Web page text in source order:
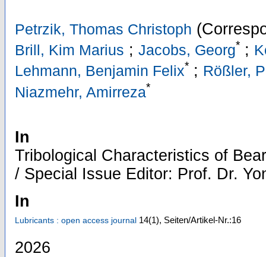
Petrzik, Thomas Christoph
Brill, Kim Marius ; Jacobs, Georg* ;
Lehmann, Benjamin Felix* ; Rößler,
Niazmehr, Amirreza*
In
Tribological Characteristics of
/ Special Issue Editor: Prof. Dr.
In
Lubricants : open access journal 14(1), Seiten/Artikel-Nr.:16
2026